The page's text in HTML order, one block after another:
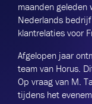
maanden geleden
Nederlands
klantrelaties voor
Afgelopen jaar
team van Horus.
Op vraag van M.
tijdens het